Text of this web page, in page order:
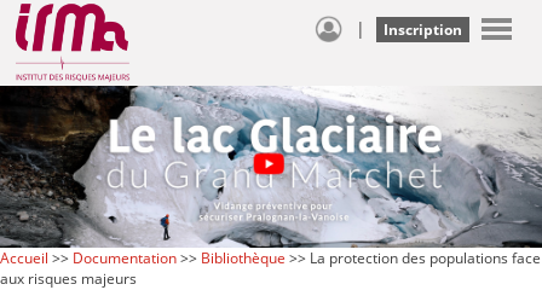
| Inscription
Accueil >> Documentation>> Bibliothèque >> La protection des populations face
aux risques majeurs